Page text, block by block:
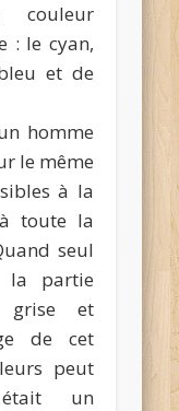
: le cyan,
et de
homme
le même
à la
toute la
seul
la partie
grise et
de cet
peut
un